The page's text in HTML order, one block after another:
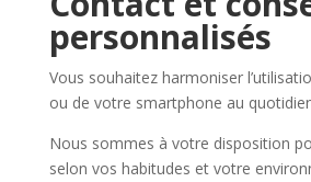
personnalisés
Vous souhaitez harmoniser
ou de votre smartphone au
Nous sommes à votre disposition
selon vos habitudes et votre